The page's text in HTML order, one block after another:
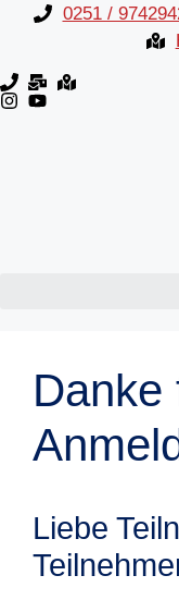
springen
Zum
0251 /
Danke
Liebe